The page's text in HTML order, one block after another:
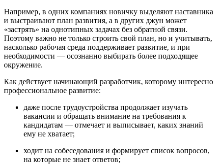
Например, в одних компаниях новичку выделяют наставника
и выстраивают план развития, а в других джун может
«застрять» на однотипных задачах без обратной связи.
Поэтому важно не только строить свой план, но и учитывать,
насколько рабочая среда поддерживает развитие, и при
необходимости — осознанно выбирать более подходящее
окружение.
Как действует начинающий разработчик, которому интересно
профессиональное развитие:
даже после трудоустройства продолжает изучать
вакансии и обращать внимание на требования к
кандидатам — отмечает и выписывает, каких знаний
ему не хватает;
ходит на собеседования и формирует список вопросов,
на которые не знает ответов;